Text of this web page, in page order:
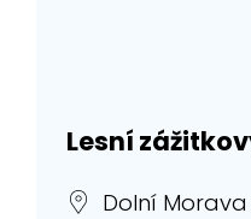
Lesní
Dolní